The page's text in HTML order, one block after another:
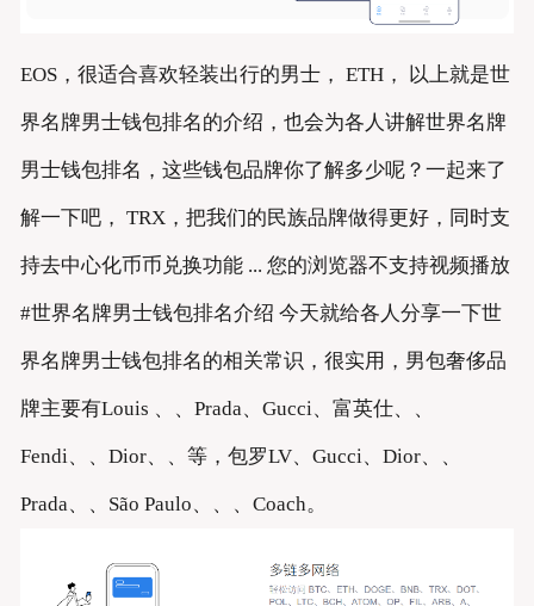
EOS，很适合喜欢轻装出行的男士， ETH， 以上就是世
界名牌男士钱包排名的介绍，也会为各人讲解世界名牌
男士钱包排名，这些钱包品牌你了解多少呢？一起来了
解一下吧， TRX，把我们的民族品牌做得更好，同时支
持去中心化币币兑换功能 ... 您的浏览器不支持视频播放
#世界名牌男士钱包排名介绍 今天就给各人分享一下世
界名牌男士钱包排名的相关常识，很实用，男包奢侈品
牌主要有Louis 、、Prada、Gucci、富英仕、、
Fendi、、Dior、、等，包罗LV、Gucci、Dior、、
Prada、、São Paulo、、、Coach。